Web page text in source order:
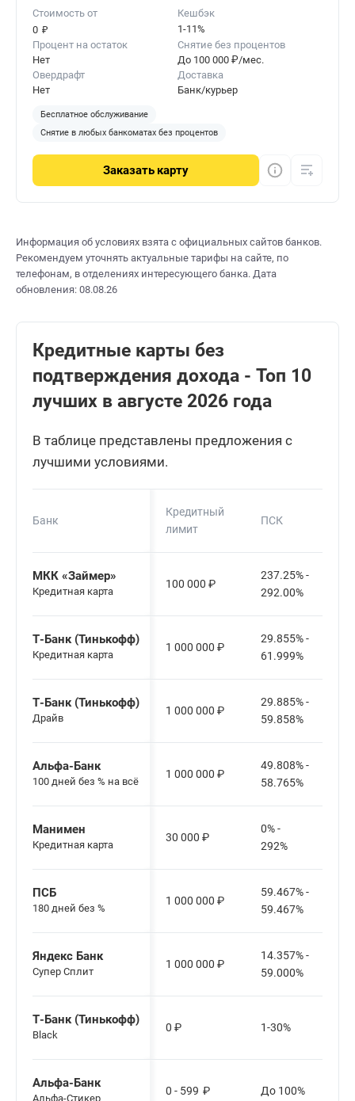
Стоимость от
0 ₽
Кешбэк
1-11%
Процент на остаток
Нет
Снятие без процентов
До 100 000 ₽/мес.
Овердрафт
Нет
Доставка
Банк/курьер
Бесплатное обслуживание
Снятие в любых банкоматах без процентов
Заказать карту
Информация об условиях взята с официальных сайтов банков.
Рекомендуем уточнять актуальные тарифы на сайте, по
телефонам, в отделениях интересующего банка. Дата
обновления: 08.08.26
Кредитные карты без
подтверждения дохода - Топ 10
лучших в августе 2026 года
В таблице представлены предложения с
лучшими условиями.
Банк
Кредитный
лимит
ПСК
МКК «Займер»
Кредитная карта
100 000 ₽
237.25% -
292.00%
Т-Банк (Тинькофф)
Кредитная карта
1 000 000 ₽
29.855% -
61.999%
Т-Банк (Тинькофф)
Драйв
1 000 000 ₽
29.885% -
59.858%
Альфа-Банк
100 дней без % на всё
1 000 000 ₽
49.808% -
58.765%
Манимен
Кредитная карта
30 000 ₽
0% -
292%
ПСБ
180 дней без %
1 000 000 ₽
59.467% -
59.467%
Яндекс Банк
Cупер Сплит
1 000 000 ₽
14.357% -
59.000%
Т-Банк (Тинькофф)
Black
0 ₽ 1-30%
Альфа-Банк
Альфа-Стикер
0 - 599 ₽ До 100%